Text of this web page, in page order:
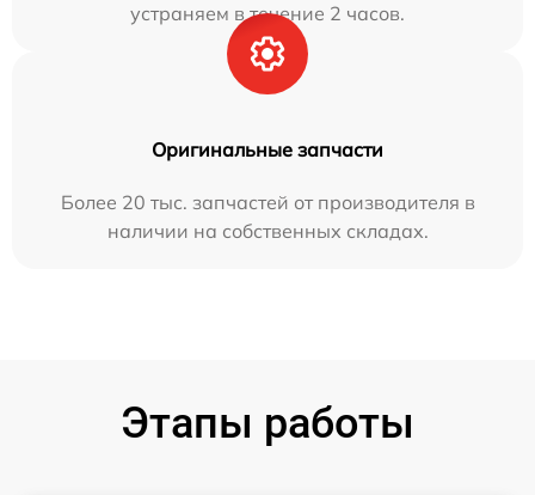
устраняем в течение 2 часов.
Оригинальные запчасти
Более 20 тыс. запчастей от производителя в
наличии на собственных складах.
Этапы работы